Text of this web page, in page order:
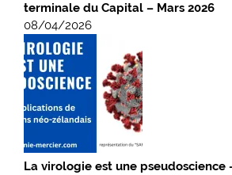
terminale du Capital – Mars 2026
08/04/2026
La virologie est une pseudoscience